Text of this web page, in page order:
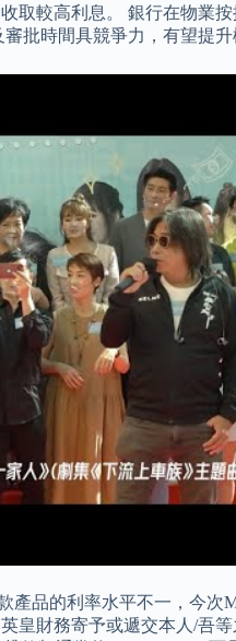
較高利息。 銀行在物業
批時間具競爭力，有望提
品的利率水平不一，今次
皇財務寄予或遞交本人/吾